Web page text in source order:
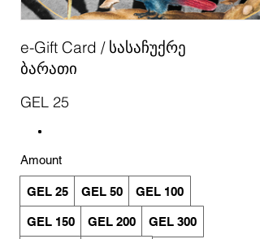
e-Gift Card / სასაჩუქრე
ბარათი
GEL 25
Amount
GEL 25 GEL 50 GEL 100
GEL 150 GEL 200 GEL 300